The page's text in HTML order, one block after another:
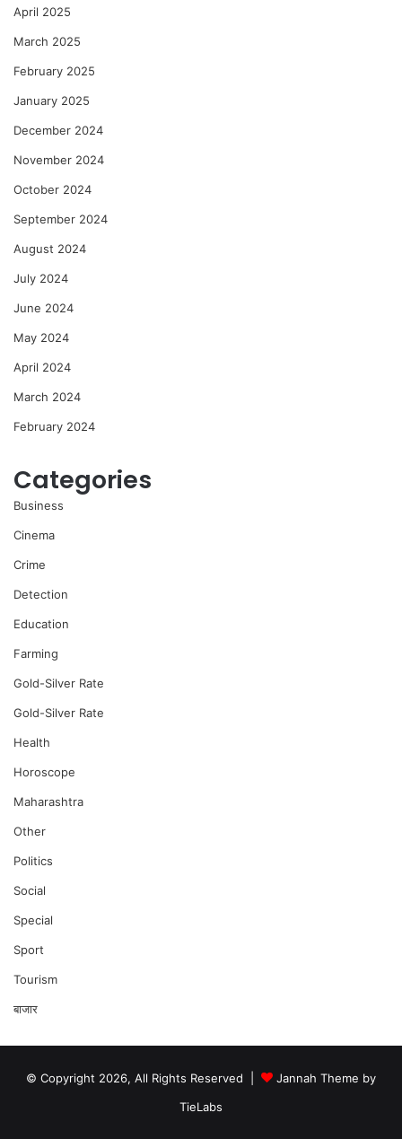
April 2025
March 2025
February 2025
January 2025
December 2024
November 2024
October 2024
September 2024
August 2024
July 2024
June 2024
May 2024
April 2024
March 2024
February 2024
Categories
Business
Cinema
Crime
Detection
Education
Farming
Gold-Silver Rate
Gold-Silver Rate
Health
Horoscope
Maharashtra
Other
Politics
Social
Special
Sport
Tourism
बाजार
© Copyright 2026, All Rights Reserved |
Jannah Theme by
TieLabs